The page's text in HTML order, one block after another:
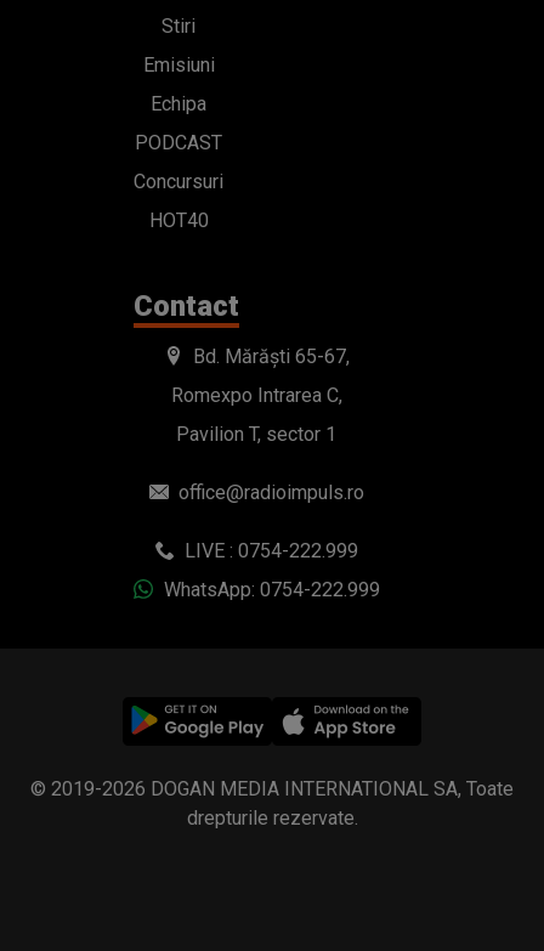
Stiri
Emisiuni
Echipa
PODCAST
Concursuri
HOT40
Contact
Bd. Mărăști 65-67,
Romexpo Intrarea C,
Pavilion T, sector 1
office@radioimpuls.ro
LIVE : 0754-222.999
WhatsApp: 0754-222.999
© 2019-2026 DOGAN MEDIA INTERNATIONAL SA, Toate
drepturile rezervate.